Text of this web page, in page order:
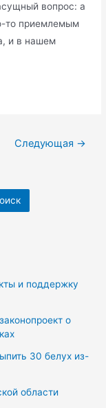
вопрос: а
то приемлемым
и в нашем
Следующая →
и поддержку
о
30 белух из-
области